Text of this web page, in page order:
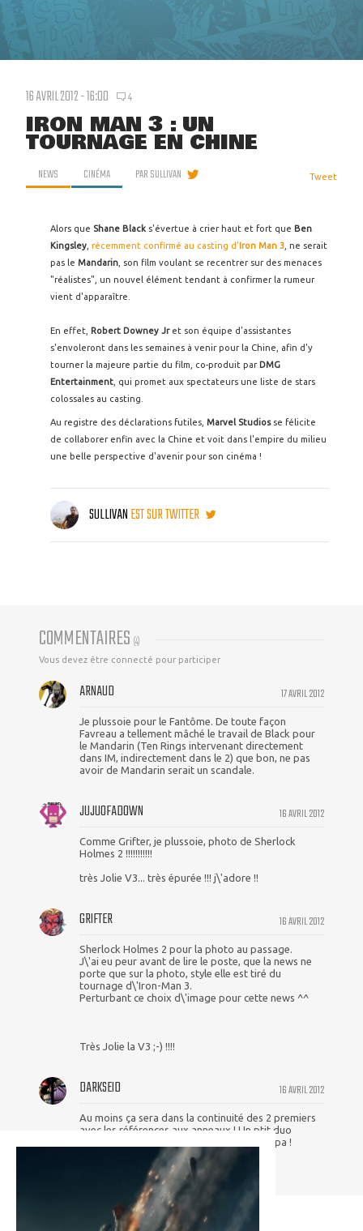
16 AVRIL 2012 - 16:00 4
IRON MAN 3 : UN
TOURNAGE EN CHINE
NEWS CINÉMA PARSULLIVAN Tweet
Alors que Shane Black s'évertue à crier haut et fort que Ben
Kingsley récemment confirmé au casting d'Iron Man 3 , ne serait
pas le Mandarin , son film voulant se recentrer sur des menaces
"réalistes", un nouvel élément tendant à confirmer la rumeur
vient d'apparaître.
En effet, Robert Downey Jret son équipe d'assistantes
s'envoleront dans les semaines à venir pour la Chine, afin d'y
tourner la majeure partie du film, co-produit par DMG
Entertainment , qui promet aux spectateurs une liste de stars
colossales au casting.
Au registre des déclarations futiles, Marvel Studios se félicite
de collaborer enfin avec la Chine et voit dans l'empire du milieu
une belle perspective d'avenir pour son cinéma !
SULLIVANEST SUR TWITTER
COMMENTAIRES (4)
Vous devez être connecté pour participer
17 AVRIL 2012
ARNAUD
Je plussoie pour le Fantôme. De toute façon
Favreau a tellement mâché le travail de Black pour
le Mandarin (Ten Rings intervenant directement
dans IM, indirectement dans le 2) que bon, ne pas
avoir de Mandarin serait un scandale.
16 AVRIL 2012
JUJUOFADOWN
Comme Grifter, je plussoie, photo de Sherlock
Holmes 2 !!!!!!!!!!!
très Jolie V3... très épurée !!! j\'adore !!
16 AVRIL 2012
GRIFTER
Sherlock Holmes 2 pour la photo au passage.
J\'ai eu peur avant de lire le poste, que la news ne
porte que sur la photo, style elle est tiré du
tournage d\'Iron-Man 3.
Perturbant ce choix d\'image pour cette news ^^
Très Jolie la V3 ;-) !!!!
16 AVRIL 2012
DARKSEID
Au moins ça sera dans la continuité des 2 premiers
avec les références aux anneaux ! Un ptit duo
Mandarin/Fantome pourrait être très sympa !